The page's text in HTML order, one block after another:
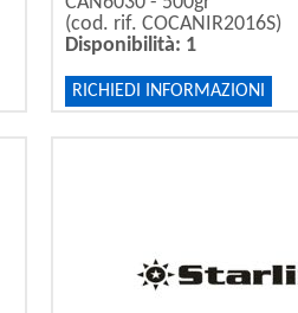
(cod. rif. COCANIR2016S)
Disponibilità: 1
RICHIEDI INFORMAZIONI